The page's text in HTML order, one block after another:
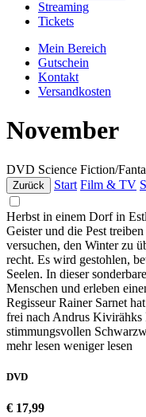
Streaming
Tickets
Mein Bereich
Gutschein
Kontakt
Versandkosten
November
DVD Science Fiction/
Zurück Start Film & TV
Herbst in einem Dorf in
Geister und die Pest
versuchen, den Winter zu
recht. Es wird gestohlen,
Seelen. In dieser
Menschen und erleben
Regisseur Rainer Sarnet
frei nach Andrus Kivirähks
stimmungsvollen
mehr lesen weniger lesen
DVD
€ 17,99